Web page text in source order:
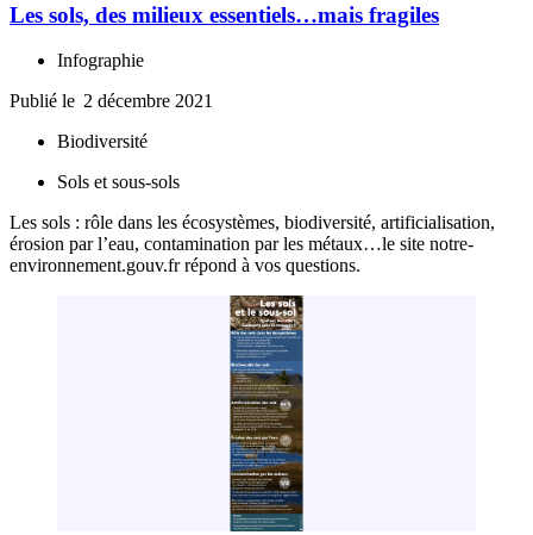
Les sols, des milieux essentiels…mais fragiles
Infographie
Publié le 2 décembre 2021
Biodiversité
Sols et sous-sols
Les sols : rôle dans les écosystèmes, biodiversité, artificialisation,
érosion par l’eau, contamination par les métaux…le site notre-
environnement.gouv.fr répond à vos questions.